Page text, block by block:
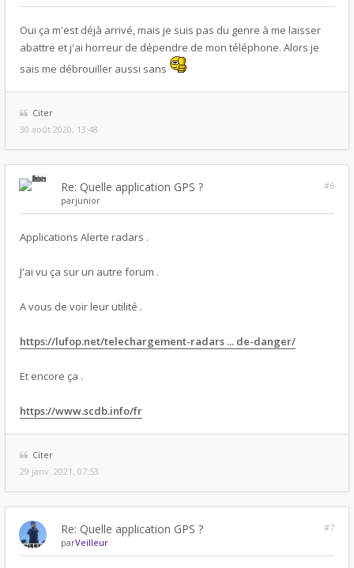
Oui ça m'est déjà arrivé, mais je suis pas du genre à me laisser
abattre et j'ai horreur de dépendre de mon téléphone. Alors je
sais me débrouiller aussi sans
Citer
30 août 2020, 13:48
Re: Quelle application GPS ?
#6
parjunior
Applications Alerte radars .
J'ai vu ça sur un autre forum .
A vous de voir leur utilité .
https://lufop.net/telechargement-radars ... de-danger/
Et encore ça .
https://www.scdb.info/fr
Citer
29 janv. 2021, 07:53
Re: Quelle application GPS ?
#7
parVeilleur